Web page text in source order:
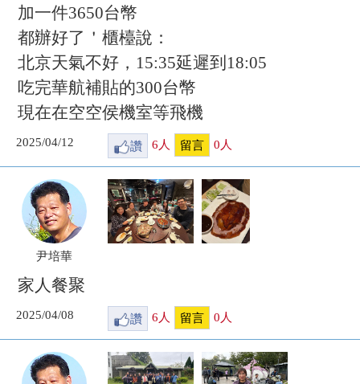
加一件3650台幣
都辦好了＇櫃檯說：
北京天氣不好，15:35延遲到18:05
吃完華航補貼的300台幣
現在在空空侯機室等飛機
2025/04/12 讚 6 人 留言 0 人
尹培華
家人餐聚
2025/04/08 讚 6 人 留言 0 人